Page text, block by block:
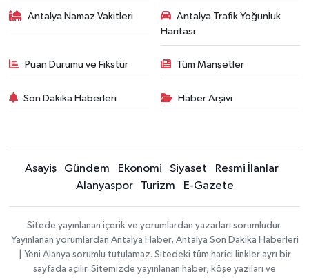
Antalya Namaz Vakitleri
Antalya Trafik Yoğunluk
Haritası
Puan Durumu ve Fikstür Tüm Manşetler
Son Dakika Haberleri Haber Arşivi
Asayiş Gündem Ekonomi Siyaset
Resmi İlanlar
Alanyaspor
Turizm E-Gazete
Sitede yayınlanan içerik ve yorumlardan yazarları sorumludur.
Yayınlanan yorumlardan Antalya Haber, Antalya Son Dakika Haberleri
| Yeni Alanya sorumlu tutulamaz. Sitedeki tüm harici linkler ayrı bir
sayfada açılır. Sitemizde yayınlanan haber, köşe yazıları ve